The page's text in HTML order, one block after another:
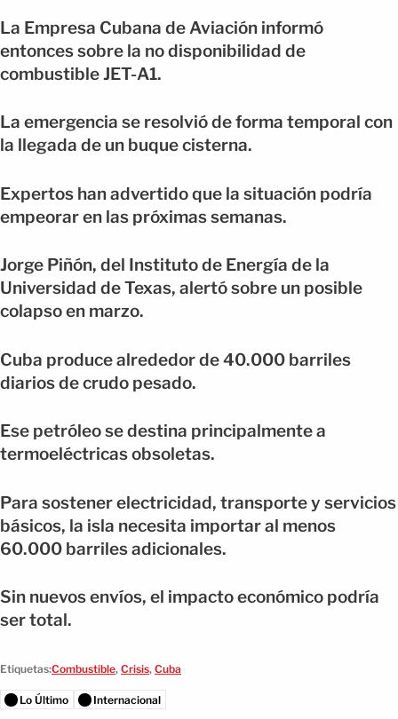
La Empresa Cubana de Aviación informó
entonces sobre la no disponibilidad de
combustible JET-A1.
La emergencia se resolvió de forma temporal con
la llegada de un buque cisterna.
Expertos han advertido que la situación podría
empeorar en las próximas semanas.
Jorge Piñón, del Instituto de Energía de la
Universidad de Texas, alertó sobre un posible
colapso en marzo.
Cuba produce alrededor de 40.000 barriles
diarios de crudo pesado.
Ese petróleo se destina principalmente a
termoeléctricas obsoletas.
Para sostener electricidad, transporte y servicios
básicos, la isla necesita importar al menos
60.000 barriles adicionales.
Sin nuevos envíos, el impacto económico podría
ser total.
Etiquetas:Combustible, Crisis, Cuba
Lo Último Internacional